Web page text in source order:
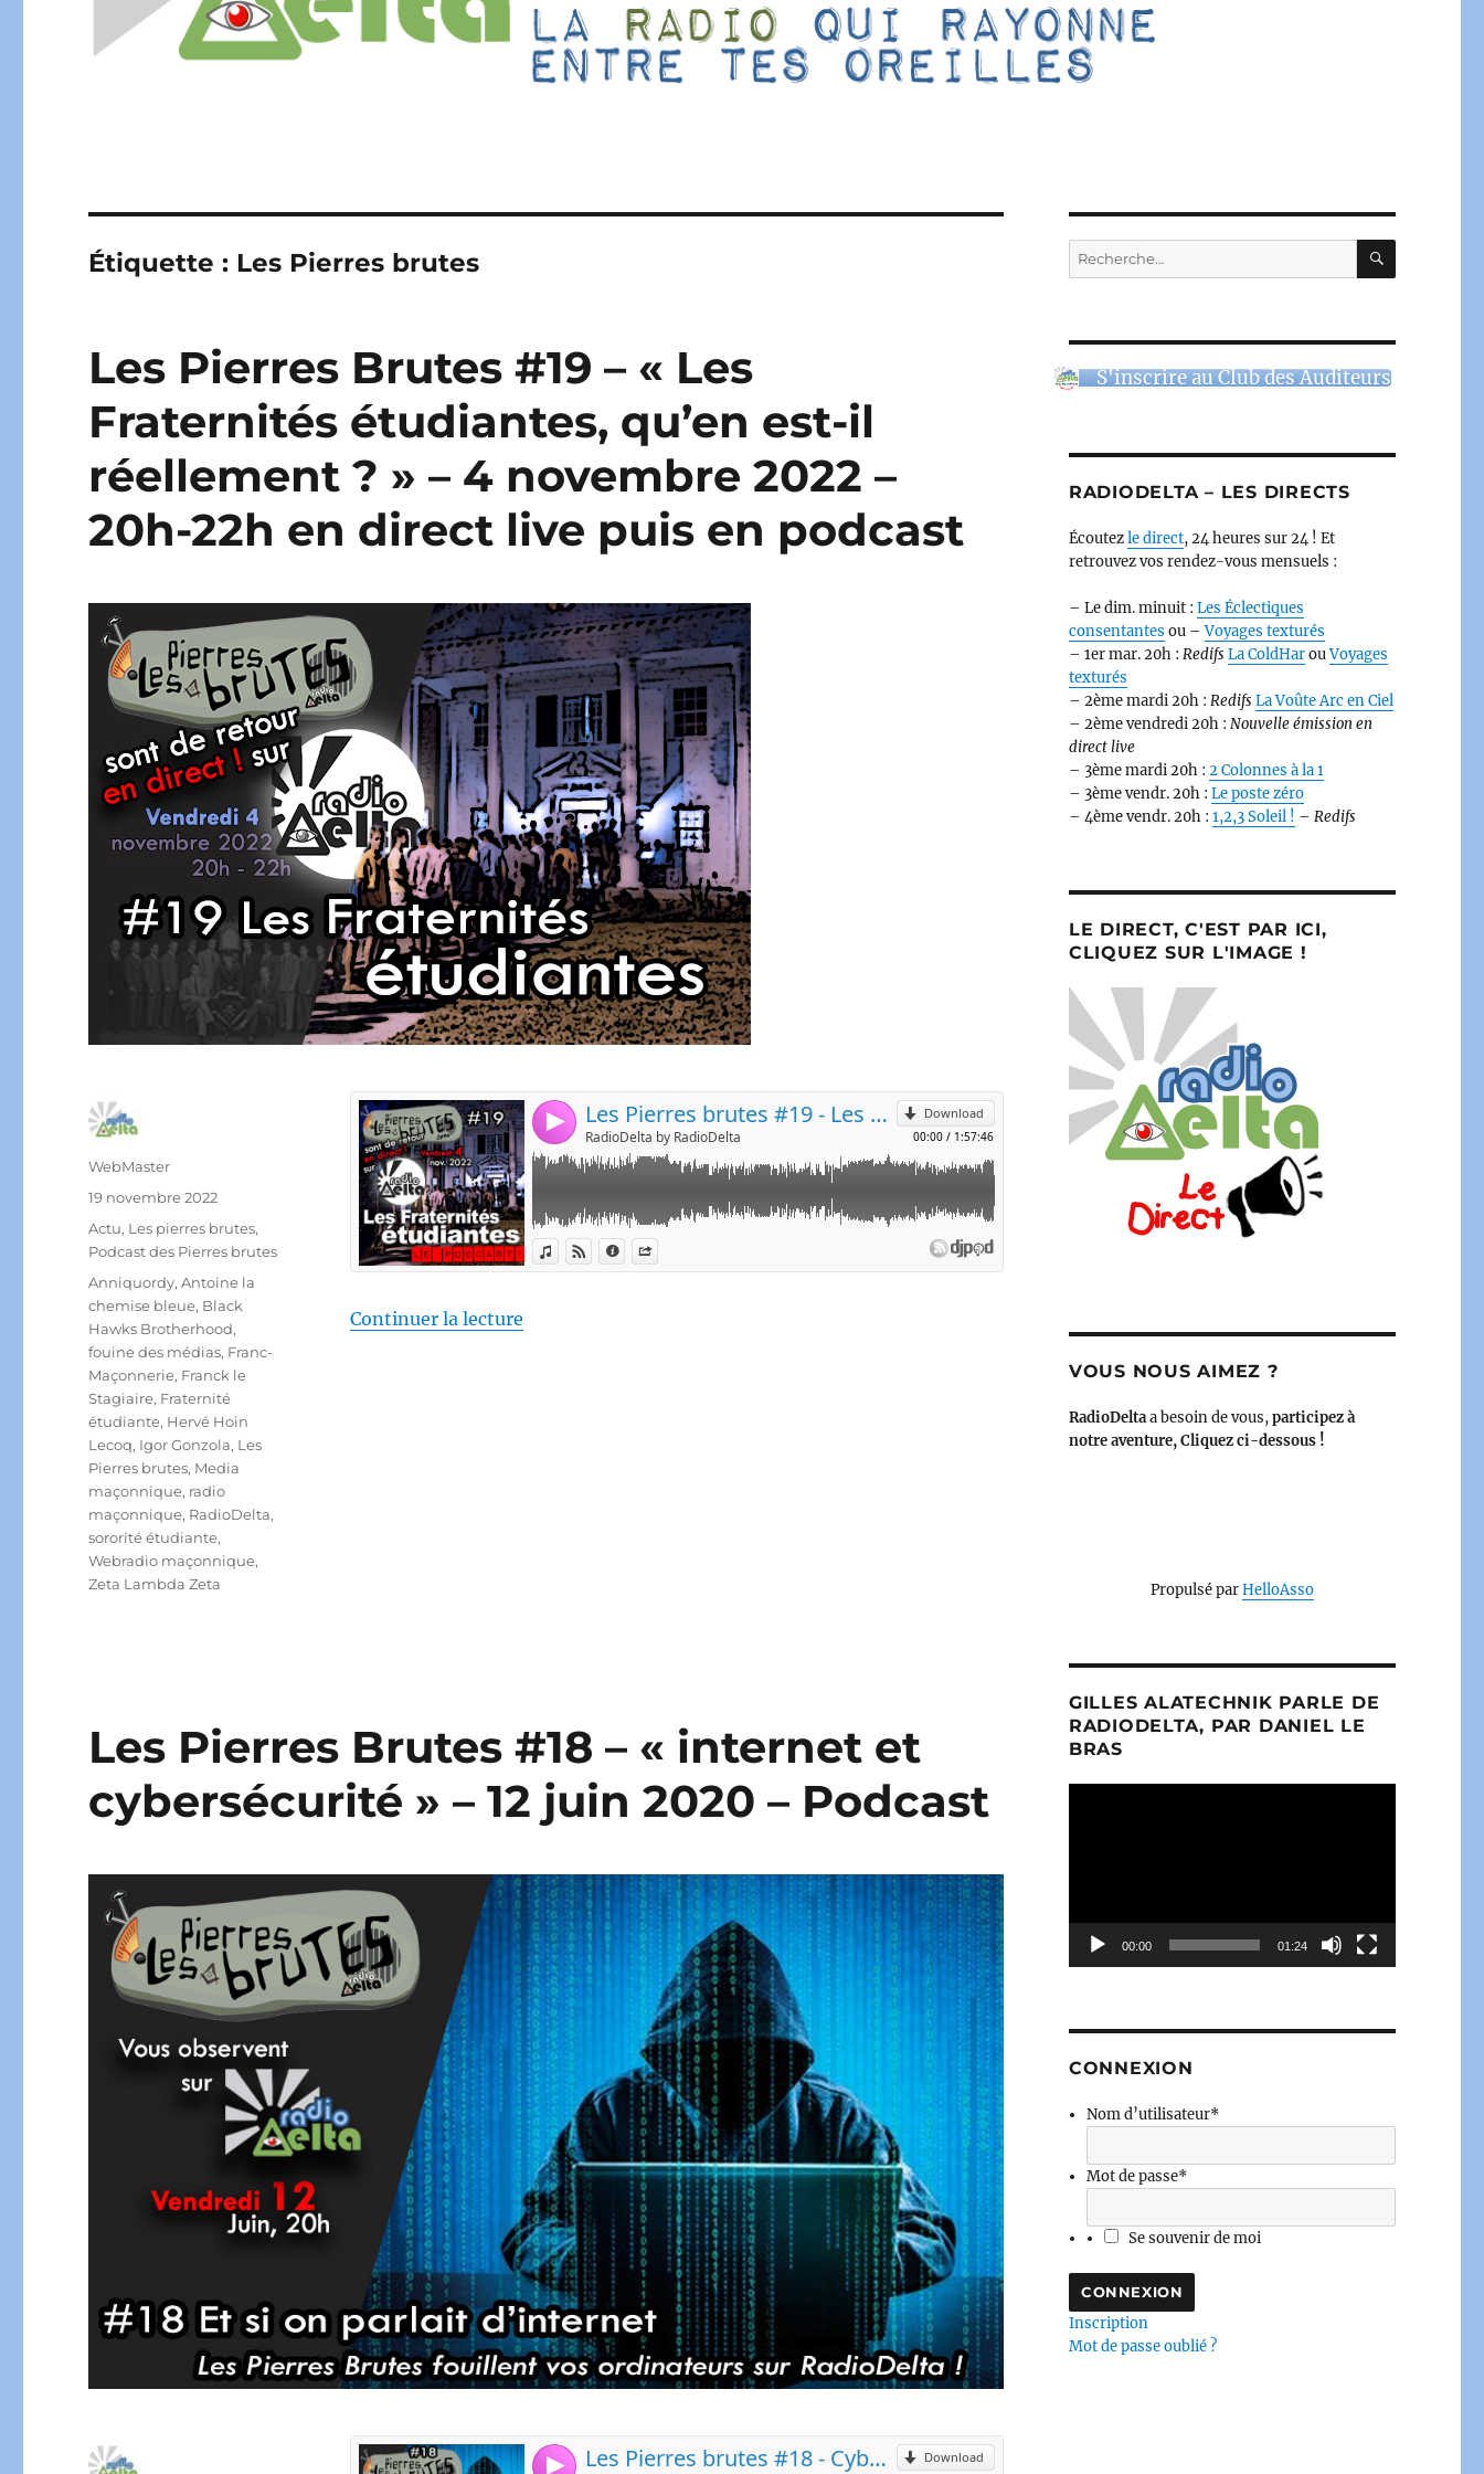
Étiquette : Les Pierres brutes
Les Pierres Brutes #19 – « Les
Fraternités étudiantes, qu’en est-il
réellement ? » – 4 novembre 2022 –
20h-22h en direct live puis en podcast
Continuer la lecturede « Les Pierres Brutes #19 – « Les Fraternités étudiantes, qu’en est-il réellement ? » – 4 novembre 2022 –
Auteur
WebMaster
Publié
19 novembre 2022
Catégories
Actu, Les pierres brutes,
Podcast des Pierres brutes
Étiquettes
Anniquordy,Antoine la
chemise bleue, Black
Hawks Brotherhood,
fouine des médias, Franc-
Maçonnerie, Franck le
Stagiaire, Fraternité
étudiante, Hervé Hoin
Lecoq, Igor Gonzola, Les
Pierres brutes, Media
maçonnique, radio
maçonnique, RadioDelta,
sororité étudiante,
Webradio maçonnique,
Zeta Lambda Zeta
Les Pierres Brutes #18 – « internet et
cybersécurité » – 12 juin 2020 – Podcast
Recherche
pour :
S'inscrire au Club des Auditeurs
RADIODELTA – LES DIRECTS
Écoutezle direct, 24 heures sur 24 ! Et
retrouvez vos rendez-vous mensuels :
– Le dim. minuit : Les Éclectiques
consentantes ou –Voyages texturés
– 1er mar. 20h : Redifs La ColdHarouVoyages
texturés
– 2ème mardi 20h : Redifs La Voûte Arc en Ciel
– 2ème vendredi 20h : Nouvelle émission en
direct live
– 3ème mardi 20h : 2 Colonnes à la 1
– 3ème vendr. 20h : Le poste zéro
– 4ème vendr. 20h : 1,2,3 Soleil ! – Redifs
LE DIRECT, C'EST PAR ICI,
CLIQUEZ SUR L'IMAGE !
VOUS NOUS AIMEZ ?
RadioDeltaa besoin de vous,participez à
notre aventure, Cliquez ci-dessous !
Propulsé parHelloAsso
GILLES ALATECHNIK PARLE DE
RADIODELTA, PAR DANIEL LE
BRAS
00:00 01:24
CONNEXION
Nom d’utilisateur*
Mot de passe*
Se souvenir de moi
Inscription
Mot de passe oublié ?